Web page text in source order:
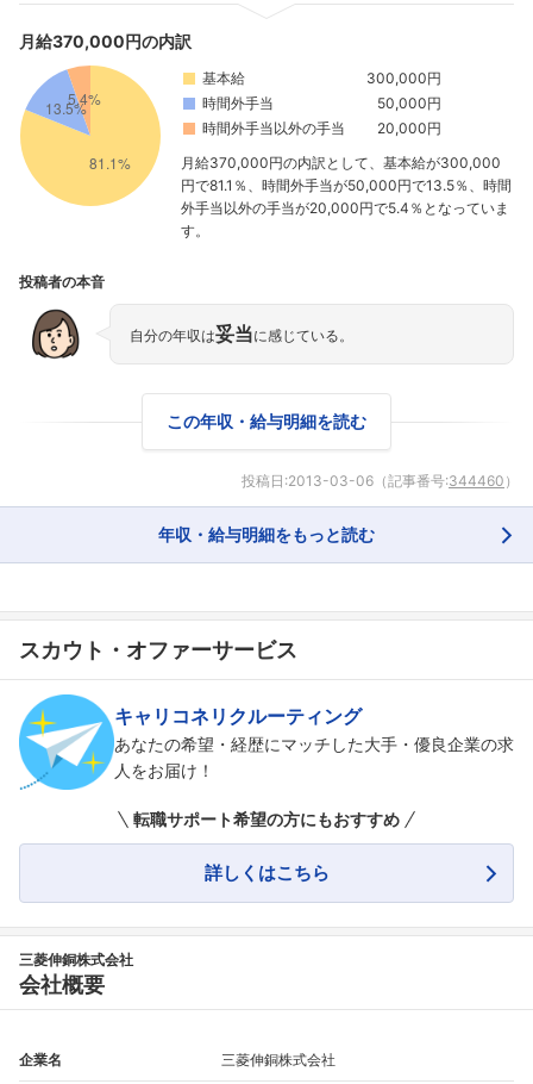
フォローしました
こちらの企業もフォローしませんか？
月給370,000円の内訳
基本給
300,000円
時間外手当
50,000円
時間外手当以外の手当
20,000円
月給370,000円の内訳として、基本給が300,000
円で81.1％、時間外手当が50,000円で13.5％、時間
外手当以外の手当が20,000円で5.4％となっていま
す。
投稿者の本音
自分の年収は妥当に感じている。
この年収・給与明細を読む
投稿日:2013-03-06 （記事番号:344460 ）
年収・給与明細をもっと読む
スカウト・オファーサービス
キャリコネリクルーティング
あなたの希望・経歴にマッチした大手・優良企業の求
人をお届け！
転職サポート希望の方にもおすすめ
詳しくはこちら
三菱伸銅株式会社
会社概要
企業名 三菱伸銅株式会社